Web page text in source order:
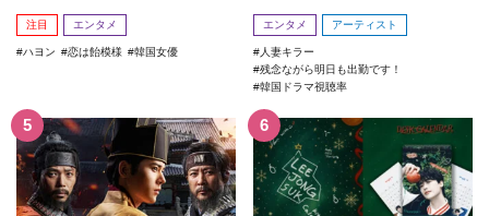
注目 エンタメ
ハヨン 恋は飴模様 韓国女優
回！
エンタメ アーティスト
人妻キラー
残念ながら明日も出勤です！
韓国ドラマ視聴率